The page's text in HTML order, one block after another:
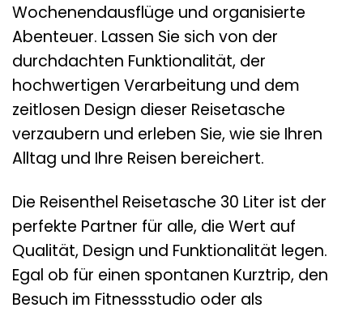
Wochenendausflüge und organisierte
Abenteuer. Lassen Sie sich von der
durchdachten Funktionalität, der
hochwertigen Verarbeitung und dem
zeitlosen Design dieser Reisetasche
verzaubern und erleben Sie, wie sie Ihren
Alltag und Ihre Reisen bereichert.
Die Reisenthel Reisetasche 30 Liter ist der
perfekte Partner für alle, die Wert auf
Qualität, Design und Funktionalität legen.
Egal ob für einen spontanen Kurztrip, den
Besuch im Fitnessstudio oder als